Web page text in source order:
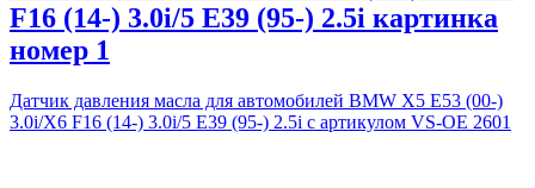
F16 (14-) 3.0i/5 E39 (95-) 2.5i картинка
номер 1
Датчик давления масла для автомобилей BMW X5 E53 (00-)
3.0i/X6 F16 (14-) 3.0i/5 E39 (95-) 2.5i с артикулом VS-OE 2601